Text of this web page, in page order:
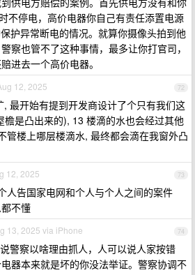
不停电，高价电器你自己有责任添置电源
护异常断电的情况。就算你摄像头拍到他
察也管不了这种事情，最多让你打官司，
进去一个高价电器。
72
12, 2025
, 最开始有提到开发商设计了个只有我们这
檐是凸出来的), 13 楼滴的水也会经过其他
管楼上哪层楼滴水, 最终都会滴在我窗外凸
73
12, 2025
人告国家电网和个人与个人之间的案件
不懂
74
13, 2025 via iPhone
警察以啥理由抓人，人可以说人家按错
器本来就是坏的你没法举证。警察协调不